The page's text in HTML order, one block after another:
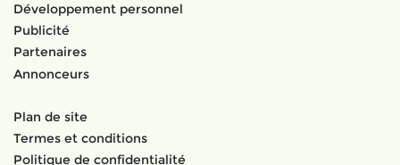
Développement personnel
Publicité
Partenaires
Annonceurs
Plan de site
Termes et conditions
Politique de confidentialité